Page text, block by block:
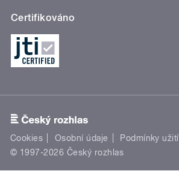
Certifikováno
Cookies Osobní údaje Podmínky užití
© 1997-2026 Český rozhlas